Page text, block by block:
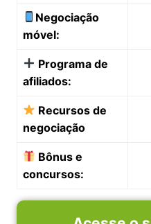
móvel:
afiliados:
negociação